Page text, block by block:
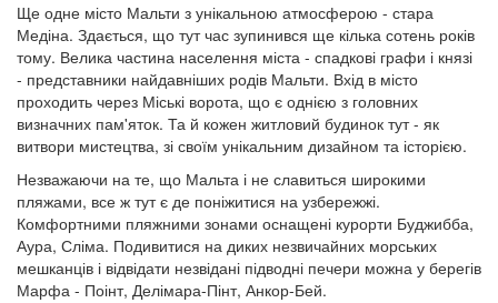
Ще одне місто Мальти з унікальною атмосферою - стара
Медіна. Здається, що тут час зупинився ще кілька сотень років
тому. Велика частина населення міста - спадкові графи і князі
- представники найдавніших родів Мальти. Вхід в місто
проходить через Міські ворота, що є однією з головних
визначних пам'яток. Та й кожен житловий будинок тут - як
витвори мистецтва, зі своїм унікальним дизайном та історією.
Незважаючи на те, що Мальта і не славиться широкими
пляжами, все ж тут є де поніжитися на узбережжі.
Комфортними пляжними зонами оснащені курорти Буджибба,
Аура, Сліма. Подивитися на диких незвичайних морських
мешканців і відвідати незвідані підводні печери можна у берегів
Марфа - Поінт, Делімара-Пінт, Анкор-Бей.